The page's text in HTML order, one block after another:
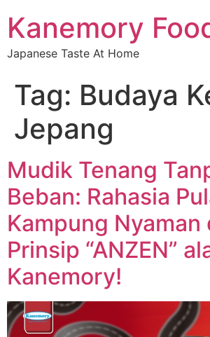
Kanemory
Japanese Taste At Home
Tag: Budaya
Jepang
Mudik Tenang
Beban: Rahasia
Kampung Nyaman
Prinsip “ANZEN”
Kanemory!